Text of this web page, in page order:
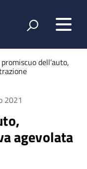
promiscuo dell’auto,
2021
agevolata